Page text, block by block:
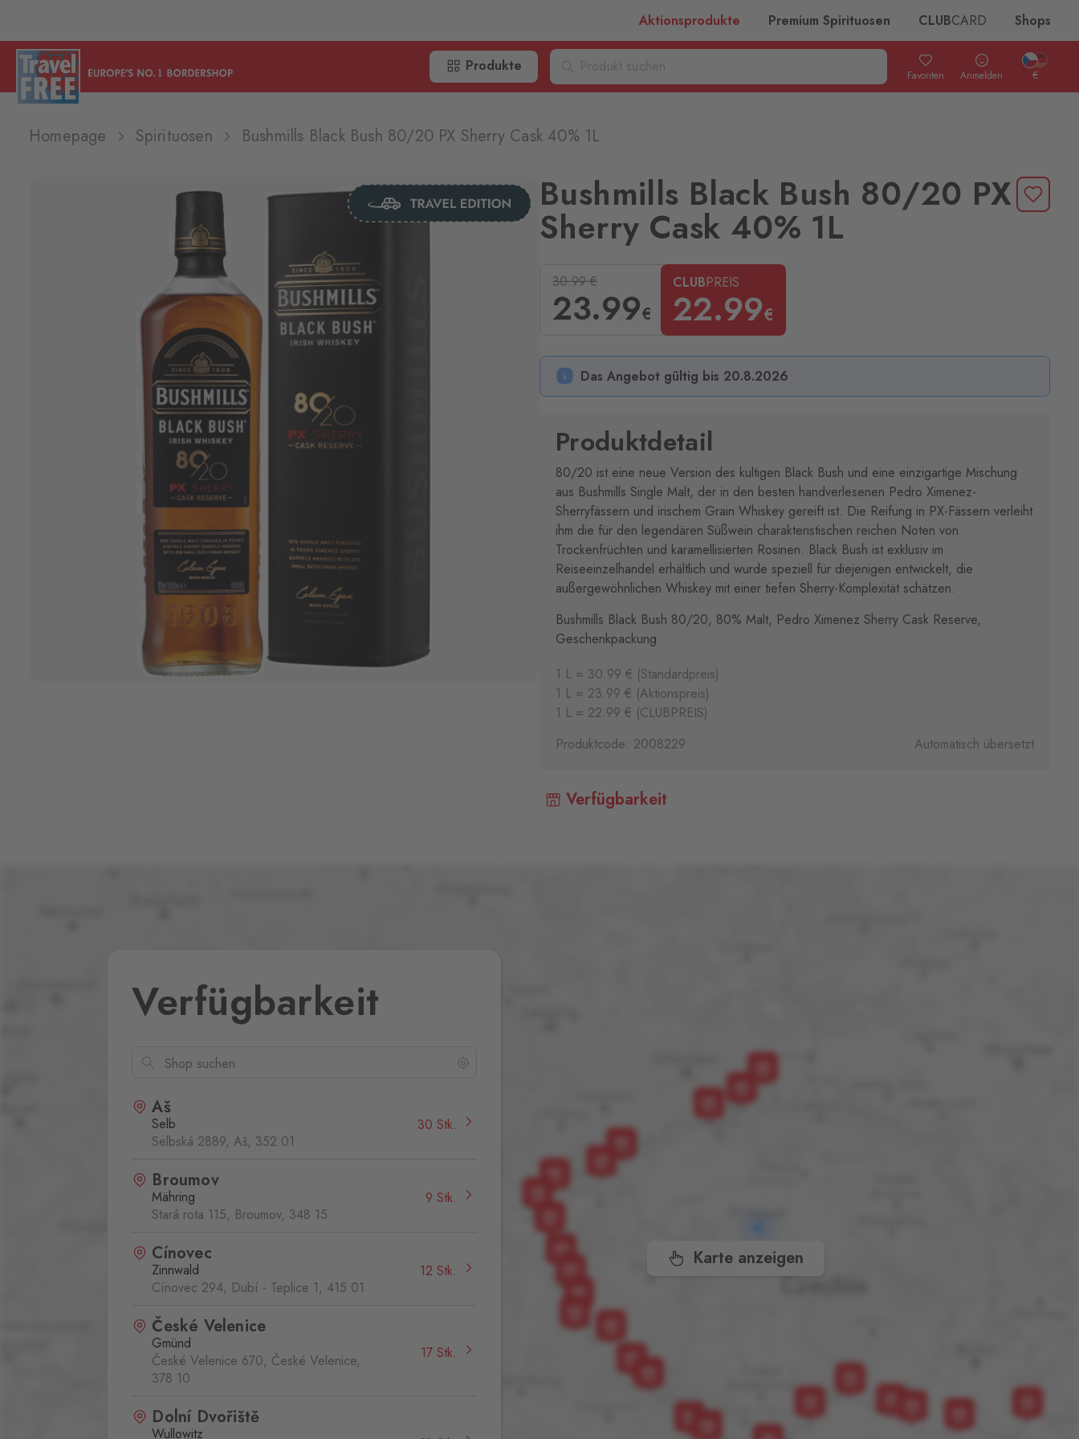
Aktionsprodukte Premium Spirituosen CLUBCARD Shops
Produkte
Favoriten Anmelden €
Homepage Spirituosen Bushmills Black Bush 80/20 PX Sherry Cask 40% 1L
Bushmills Black Bush 80/20 PX
Sherry Cask 40% 1L
30.99€
23.99€
CLUBPREIS
22.99€
Das Angebot gültig bis 20.8.2026
Produktdetail
80/20 ist eine neue Version des kultigen Black Bush und eine einzigartige Mischung
aus Bushmills Single Malt, der in den besten handverlesenen Pedro Ximenez-
Sherryfässern und irischem Grain Whiskey gereift ist. Die Reifung in PX-Fässern verleiht
ihm die für den legendären Süßwein charakteristischen reichen Noten von
Trockenfrüchten und karamellisierten Rosinen. Black Bush ist exklusiv im
Reiseeinzelhandel erhältlich und wurde speziell für diejenigen entwickelt, die
außergewöhnlichen Whiskey mit einer tiefen Sherry-Komplexität schätzen.
Bushmills Black Bush 80/20, 80% Malt, Pedro Ximenez Sherry Cask Reserve,
Geschenkpackung
1 L = 30.99 € (Standardpreis)
1 L = 23.99 € (Aktionspreis)
1 L = 22.99 € (CLUBPREIS)
Produktcode: 2008229
Automatisch übersetzt
Verfügbarkeit
Karte anzeigen
Verfügbarkeit
Aš
Selb
Selbská 2889, Aš, 352 01
30 Stk.
Broumov
Mähring
Stará rota 115, Broumov, 348 15
9 Stk.
Cínovec
Zinnwald
Cínovec 294, Dubí - Teplice 1, 415 01
12 Stk.
České Velenice
Gmünd
České Velenice 670, České Velenice,
378 10
17 Stk.
Dolní Dvořiště
Wullowitz